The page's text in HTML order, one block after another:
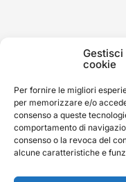
Gestisci
cookie
Per fornire le migliori
per memorizzare e/o
consenso a queste
comportamento di
consenso o la revoca del
alcune caratteristiche e